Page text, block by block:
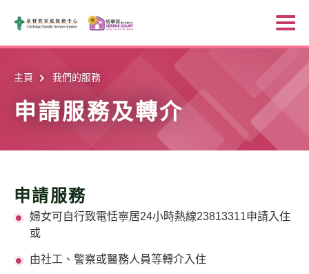
打
主頁 我們的服務
申請服務及轉介
申請服務
婦女可自行致電恬寧居24小時熱線23813311申請入住
或
由社工、警察或醫務人員等轉介入住